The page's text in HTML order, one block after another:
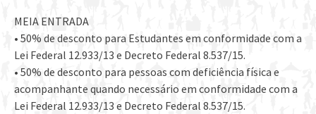
MEIA ENTRADA
• 50% de desconto para Estudantes em conformidade com a
Lei Federal 12.933/13 e Decreto Federal 8.537/15.
• 50% de desconto para pessoas com deficiência física e
acompanhante quando necessário em conformidade com a
Lei Federal 12.933/13 e Decreto Federal 8.537/15.